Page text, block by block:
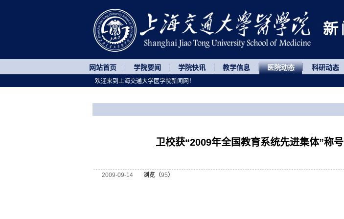
网站首页 学院要闻 学院快讯 教学信息 医院动态 科研动态
卫校获“2009年全国教育系统先进集体”称号
2009-09-14 浏览（95）
欢迎来到上海交通大学医学院新闻网！